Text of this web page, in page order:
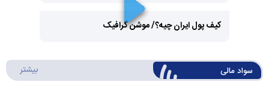
Video
کیف پول ایران چیه؟/ موشن گرافیک
سواد مالی بیشتر